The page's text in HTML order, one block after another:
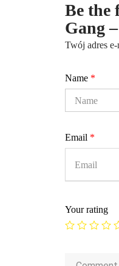
Be the
Gang
Twój adres
Name *
Email *
Your rating